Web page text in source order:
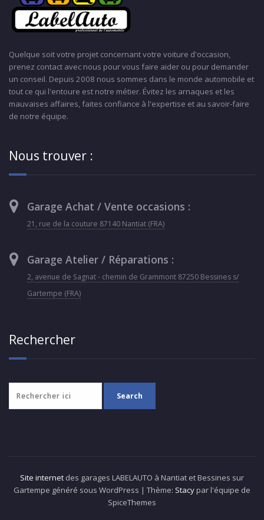
Quelque soit votre projet concernant votre voiture d'occasion,
prenez contact avec nous pour vous faire aider ou pour demander
un conseil. Depuis 2008 nous sommes dans le monde automobile et
tout ce qui l'entoure est notre métier. Évitez les arnaques et les
mauvaises affaires, faites confiance à l'expertise et au savoir-faire
de notre équipe.
Nous trouver :
Garage Achat / Vente occasions :
21, rue de la couture 87140 Nantiat (FRA)
Garage Atelier / Réparations :
2, avenue de Sagnat - chemin de Grammont 87250 Bessines s/
Gartempe (FRA)
Rechercher
Site internet des garages LABELAUTO à Nantiat et Bessines sur
Gartempe généré sous WordPress | Thème: Stacy par l'équipe de
SpiceThemes